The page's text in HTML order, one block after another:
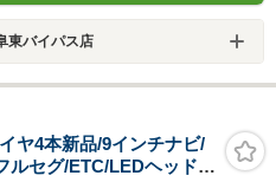
東バイパス店
4本新品/9インチナビ/
ルセグ/ETC/LEDヘッドラ